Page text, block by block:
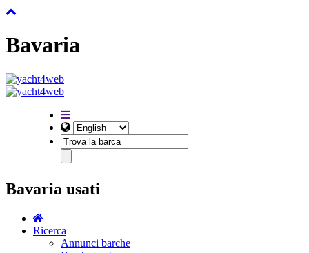
Bavaria
Bavaria usati
Ricerca
Annunci barche